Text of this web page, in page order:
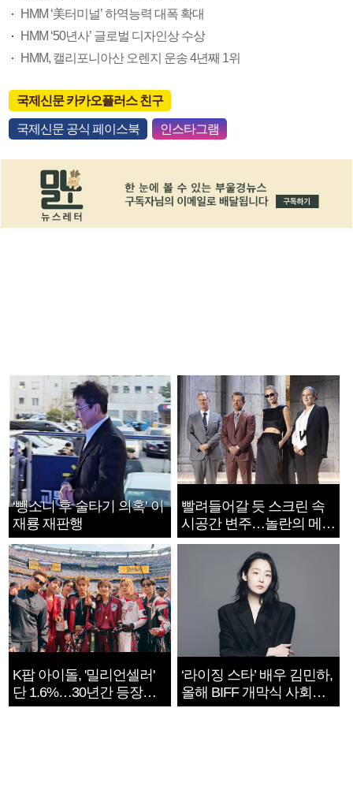
HMM ‘美터미널’ 하역능력 대폭 확대
HMM ‘50년사’ 글로벌 디자인상 수상
HMM, 캘리포니아산 오렌지 운송 4년째 1위
국제신문 카카오플러스 친구
국제신문 공식 페이스북 인스타그램
‘뺑소니 후 술타기 의혹’ 이
재룡 재판행
빨려들어갈 듯 스크린 속
시공간 변주…놀란의 메시
지는 ‘전쟁 속죄’
K팝 아이돌, '밀리언셀러'
단 1.6%…30년간 등장
1182개팀 전수조사
‘라이징 스타’ 배우 김민하,
올해 BIFF 개막식 사회자
확정